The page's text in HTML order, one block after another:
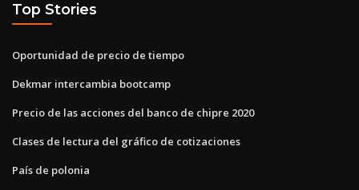
Top Stories
Oportunidad de precio de tiempo
Dekmar intercambia bootcamp
Precio de las acciones del banco de chipre 2020
Clases de lectura del gráfico de cotizaciones
País de polonia